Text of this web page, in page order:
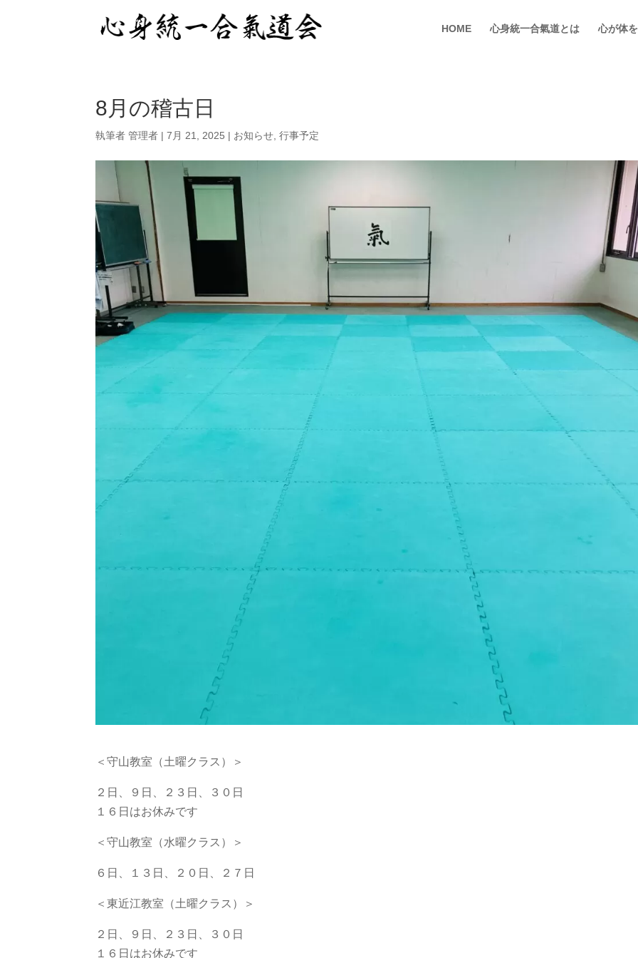
HOME 心身統一合氣道とは 心が体
8月の稽古日
執筆者管理者 |7月 21, 2025 | お知らせ ,行事予定
＜守山教室（土曜クラス）＞
２日、９日、２３日、３０日
１６日はお休みです
＜守山教室（水曜クラス）＞
６日、１３日、２０日、２７日
＜東近江教室（土曜クラス）＞
２日、９日、２３日、３０日
１６日はお休みです